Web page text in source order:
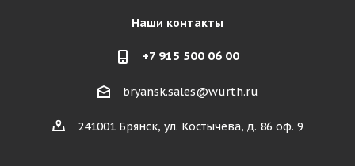
Наши контакты
+7 915 500 06 00
bryansk.sales@wurth.ru
241001 Брянск, ул. Костычева, д. 86 оф. 9